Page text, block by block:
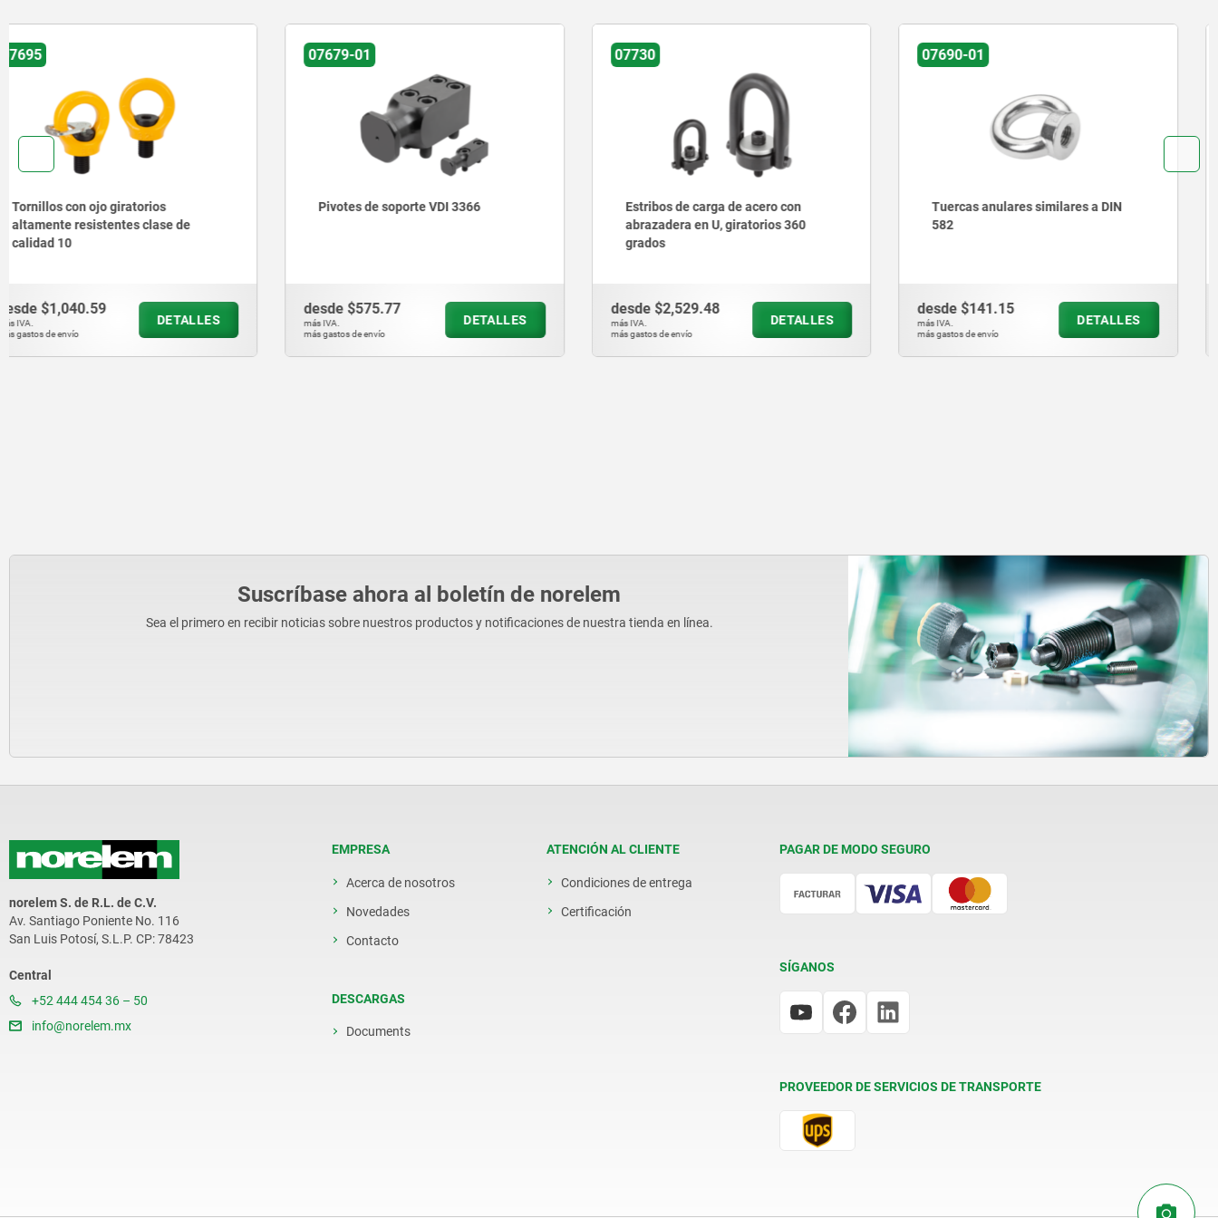
07679-01
Pivotes de soporte VDI 3366
desde$575.77
más IVA.
más gastos de envío
DETALLES
07730
Estribos de carga de acero con
desde$2,529.48
más IVA.
más gastos de envío
DETALLES
07690-01
Tuercas anulares similares a DIN
582
desde$141.15
más IVA.
más gastos de envío
DETALLES
07680-01
Tornillos anulares similares a DIN
desde$151.22
más IVA.
más gastos de envío
DETALLES
Suscríbase ahora al boletín de norelem
Sea el primero en recibir noticias sobre nuestros productos y notificaciones de nuestra tienda en línea.
norelem S. de R.L. de C.V.
Av. Santiago Poniente No. 116
San Luis Potosí, S.L.P. CP: 78423
Central
+52 444 454 36 – 50
info@norelem.mx
EMPRESA
Acerca de nosotros
Novedades
Contacto
DESCARGAS
Documents
ATENCIÓN AL CLIENTE
Condiciones de entrega
Certificación
PAGAR DE MODO SEGURO
SÍGANOS
PROVEEDOR DE SERVICIOS DE TRANSPORTE